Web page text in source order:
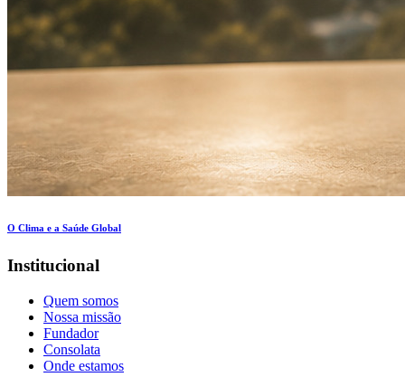
O Clima e a Saúde Global
Institucional
Quem somos
Nossa missão
Fundador
Consolata
Onde estamos